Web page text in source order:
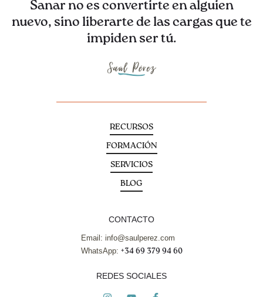
Sanar no es convertirte en alguien
nuevo, sino liberarte de las cargas que te
impiden ser tú.
RECURSOS
FORMACIÓN
SERVICIOS
BLOG
CONTACTO
Email: info@saulperez.com
WhatsApp: +34 69 379 94 60
REDES SOCIALES